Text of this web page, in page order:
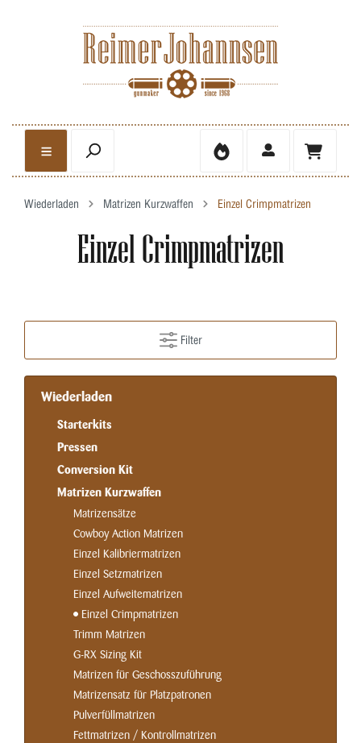
Wiederladen Matrizen Kurzwaffen Einzel Crimpmatrizen
Einzel Crimpmatrizen
Filter
Wiederladen
Starterkits
Pressen
Conversion Kit
Matrizen Kurzwaffen
Matrizensätze
Cowboy Action Matrizen
Einzel Kalibriermatrizen
Einzel Setzmatrizen
Einzel Aufweitematrizen
Einzel Crimpmatrizen
Trimm Matrizen
G-RX Sizing Kit
Matrizen für Geschosszuführung
Matrizensatz für Platzpatronen
Pulverfüllmatrizen
Fettmatrizen / Kontrollmatrizen